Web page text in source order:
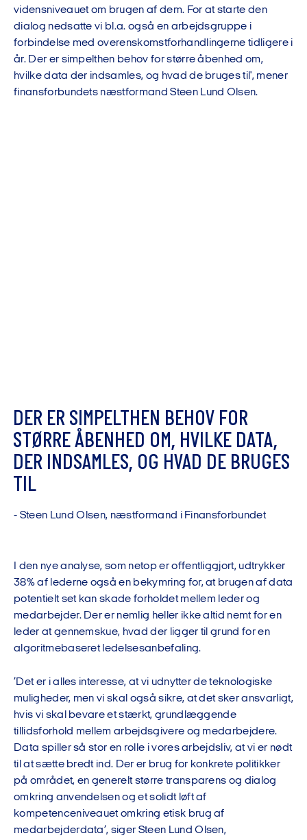
vidensniveauet om brugen af dem. For at starte den
dialog nedsatte vi bl.a. også en arbejdsgruppe i
forbindelse med overenskomstforhandlingerne tidligere i
år. Der er simpelthen behov for større åbenhed om,
hvilke data der indsamles, og hvad de bruges til', mener
finansforbundets næstformand Steen Lund Olsen.
DER ER SIMPELTHEN BEHOV FOR
STØRREÅBENHED OM, HVILKE DATA,
DER INDSAMLES, OG HVAD DE BRUGES
TIL
- Steen Lund O sen, næstformand i Finansforbundet
I den nye analyse, som netop er offentliggjort, udtrykker
38% af lederne også en bekymring for, at brugen af data
potentielt set kan skade forholdet mellem leder og
medarbejder. Der er nemlig heller ikke altid nemt for en
leder at gennemskue, hvad der ligger til grund for en
algoritmebaseret ledelsesanbefaling.
’Det er i alles interesse, at vi udnytter de teknologiske
muligheder, men vi skal også sikre, at det sker ansvarligt,
hvis vi skal bevare et stærkt, grundlæggende
tillidsforhold mellem arbejdsgivere og medarbejdere.
Data spiller så stor en rolle i vores arbejdsliv, at vi er nødt
til at sætte bredt ind. Der er brug for konkrete politikker
på området, en generelt større transparens og dialog
omkring anvendelsen og et solidt løft af
kompetenceniveauet omkring etisk brug af
medarbejderdata’, siger Steen Lund Olsen,